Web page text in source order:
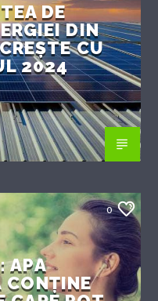
DE
DIN
CU
2024
0
APA